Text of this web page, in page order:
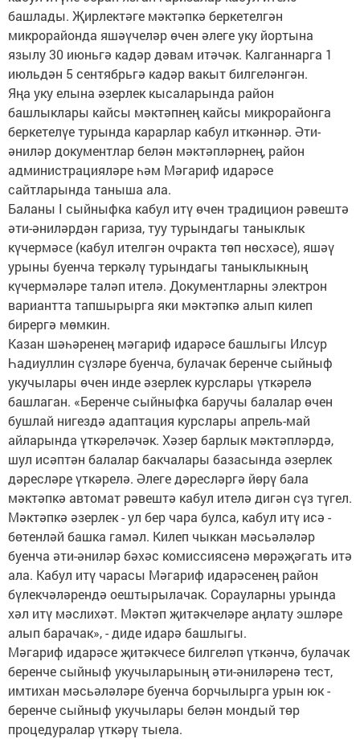
башлады. Җирлектәге мәктәпкә беркетелгән
микрорайонда яшәүчеләр өчен әлеге уку йортына
язылу 30 июньгә кадәр дәвам итәчәк. Калганнарга 1
июльдән 5 сентябрьгә кадәр вакыт билгеләнгән.
Яңа уку елына әзерлек кысаларында район
башлыклары кайсы мәктәпнең кайсы микрорайонга
беркетелүе турында карарлар кабул иткәннәр. Әти-
әниләр документлар белән мәктәпләрнең, район
администрацияләре һәм Мәгариф идарәсе
сайтларында таныша ала.
Баланы I сыйныфка кабул итү өчен традицион рәвештә
әти-әниләрдән гариза, туу турындагы таныклык
күчермәсе (кабул ителгән очракта төп нөсхәсе), яшәү
урыны буенча теркәлү турындагы таныклыкның
күчермәләре таләп ителә. Документларны электрон
вариантта тапшырырга яки мәктәпкә алып килеп
бирергә мөмкин.
Казан шәһәренең мәгариф идарәсе башлыгы Илсур
Һадиуллин сүзләре буенча, булачак беренче сыйныф
укучылары өчен инде әзерлек курслары үткәрелә
башлаган. «Беренче сыйныфка баручы балалар өчен
бушлай нигездә адаптация курслары апрель-май
айларында үткәреләчәк. Хәзер барлык мәктәпләрдә,
шул исәптән балалар бакчалары базасында әзерлек
дәресләре үткәрелә. Әлеге дәресләргә йөрү бала
мәктәпкә автомат рәвештә кабул ителә дигән сүз түгел.
Мәктәпкә әзерлек - ул бер чара булса, кабул итү исә -
бөтенләй башка гамәл. Килеп чыккан мәсьәләләр
буенча әти-әниләр бәхәс комиссиясенә мөрәҗәгать итә
ала. Кабул итү чарасы Мәгариф идарәсенең район
бүлекчәләрендә оештырылачак. Сорауларны урында
хәл итү мәслихәт. Мәктәп җитәкчеләре аңлату эшләре
алып барачак», - диде идарә башлыгы.
Мәгариф идарәсе җитәкчесе билгеләп үткәнчә, булачак
беренче сыйныф укучыларының әти-әниләренә тест,
имтихан мәсьәләләре буенча борчылырга урын юк -
беренче сыйныф укучылары белән мондый төр
процедуралар үткәрү тыела.